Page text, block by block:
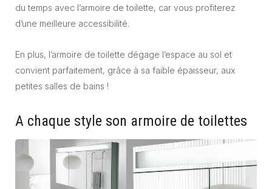
du temps avec l’armoire de toilette, car vous profiterez
d’une meilleure accessibilité.
En plus, l’armoire de toilette dégage l’espace au sol et
convient parfaitement, grâce à sa faible épaisseur, aux
petites salles de bains !
A chaque style son armoire de toilettes